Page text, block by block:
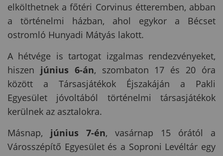
elkölthetnek a főtéri Corvinus étteremben, abban
a történelmi házban, ahol egykor a Bécset
ostromló Hunyadi Mátyás lakott.
A hétvége is tartogat izgalmas rendezvényeket,
hiszen június 6-án, szombaton 17 és 20 óra
között a Társasjátékok Éjszakáján a Pakli
Egyesület jóvoltából történelmi társasjátékok
kerülnek az asztalokra.
Másnap, június 7-én, vasárnap 15 órától a
Városszépítő Egyesület és a Soproni Levéltár egy